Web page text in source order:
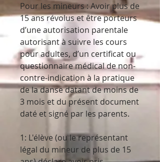
Pour les mineurs : Avoir plus de
15 ans révolus et être porteurs
d’une autorisation parentale
autorisant à suivre les cours
pour adultes, d’un certificat ou
questionnaire médical de non-
contre-indication à la pratique
de la danse datant de moins de
3 mois et du présent document
daté et signé par les parents.
1: L'élève (ou le représentant
légal du mineur de plus de 15